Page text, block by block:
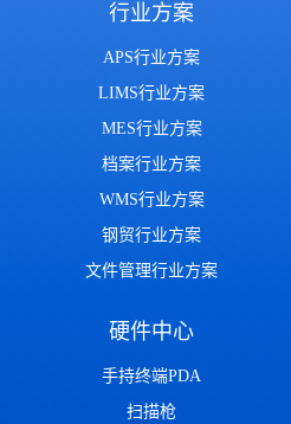
行业方案
APS行业方案
LIMS行业方案
MES行业方案
档案行业方案
WMS行业方案
钢贸行业方案
文件管理行业方案
硬件中心
手持终端PDA
扫描枪